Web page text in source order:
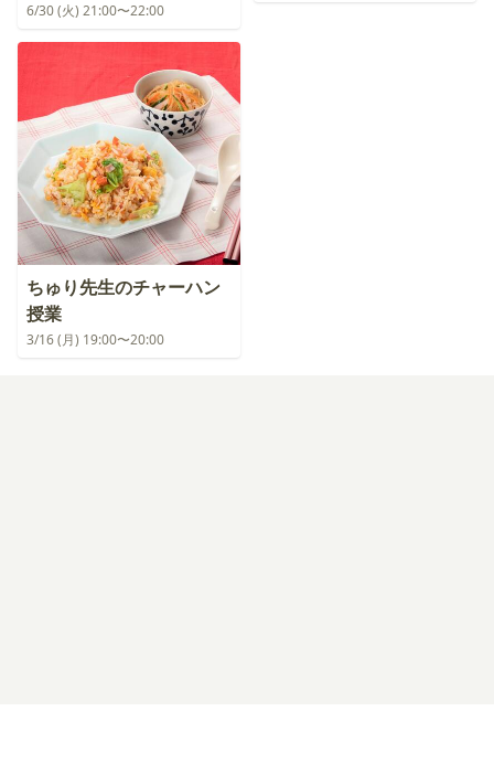
6/30 (火) 21:00〜22:00
ちゅり先生のチャーハン
授業
3/16 (月) 19:00〜20:00